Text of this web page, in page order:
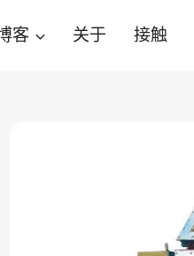
客 关于 接触